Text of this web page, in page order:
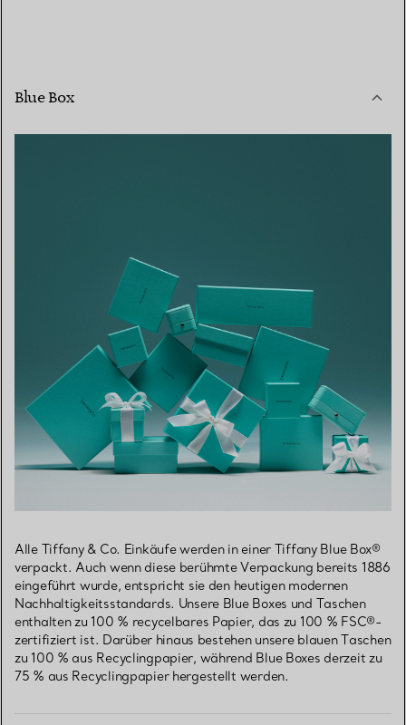
Blue Box
Alle Tiffany & Co. Einkäufe werden in einer Tiffany Blue Box®
verpackt. Auch wenn diese berühmte Verpackung bereits 1886
eingeführt wurde, entspricht sie den heutigen modernen
Nachhaltigkeitsstandards. Unsere Blue Boxes und Taschen
enthalten zu 100 % recycelbares Papier, das zu 100 % FSC®-
zertifiziert ist. Darüber hinaus bestehen unsere blauen Taschen
zu 100 % aus Recyclingpapier, während Blue Boxes derzeit zu
75 % aus Recyclingpapier hergestellt werden.